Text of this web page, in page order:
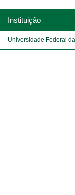
Instituição
Universidade Federal da